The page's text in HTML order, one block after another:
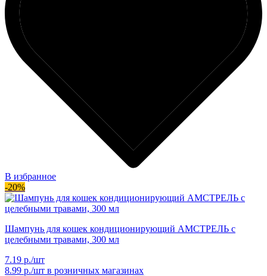
В избранное
-20%
Шампунь для кошек кондиционирующий АМСТРЕЛЬ с
целебными травами, 300 мл
7.19 р./шт
8.99 р./шт в розничных магазинах